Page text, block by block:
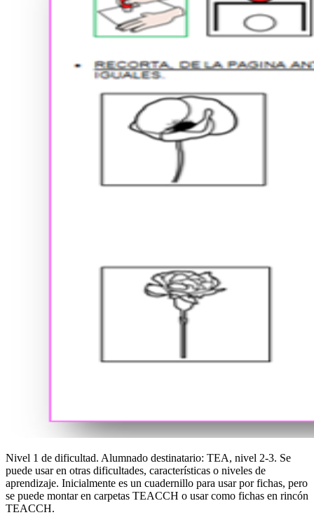
Nivel 1 de dificultad. Alumnado destinatario: TEA, nivel 2-3. Se
puede usar en otras dificultades, características o niveles de
aprendizaje. Inicialmente es un cuadernillo para usar por fichas, pero
se puede montar en carpetas TEACCH o usar como fichas en rincón
TEACCH.